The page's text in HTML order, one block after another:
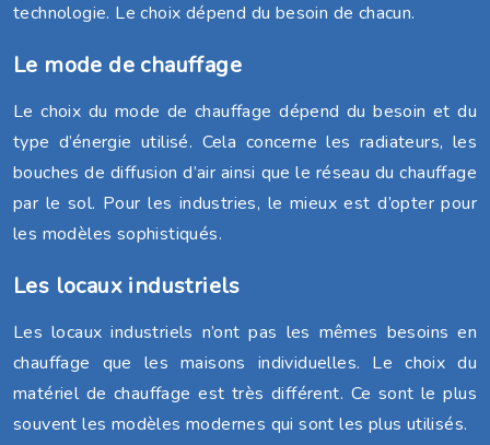
technologie. Le choix dépend du besoin de chacun.
Le mode de chauffage
Le choix du mode de chauffage dépend du besoin et du
type d’énergie utilisé. Cela concerne les radiateurs, les
bouches de diffusion d’air ainsi que le réseau du chauffage
par le sol. Pour les industries, le mieux est d’opter pour
les modèles sophistiqués.
Les locaux industriels
Les locaux industriels n’ont pas les mêmes besoins en
chauffage que les maisons individuelles. Le choix du
matériel de chauffage est très différent. Ce sont le plus
souvent les modèles modernes qui sont les plus utilisés.